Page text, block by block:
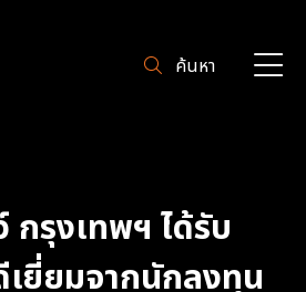
ค้นหา
กรุงเทพฯ ได้รับ
ยี่ยมจากนักลงทุน